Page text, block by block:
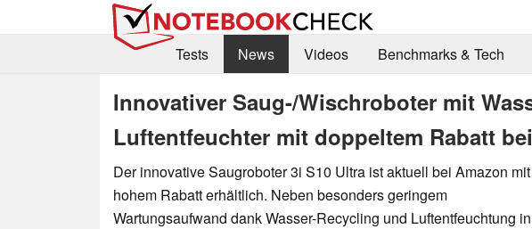
Tests
News Videos Benchmarks & Tech
Innovativer Saug-/Wischroboter mit
Luftentfeuchter mit doppeltem Rabatt
Der innovative Saugroboter 3i S10 Ultra ist aktuell bei Amazon mit
hohem Rabatt erhältlich. Neben besonders geringem
Wartungsaufwand dank Wasser-Recycling und Luftentfeuchtung in